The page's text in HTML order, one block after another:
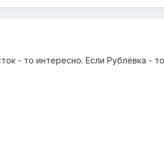
- то интересно. Если Рублёвка -